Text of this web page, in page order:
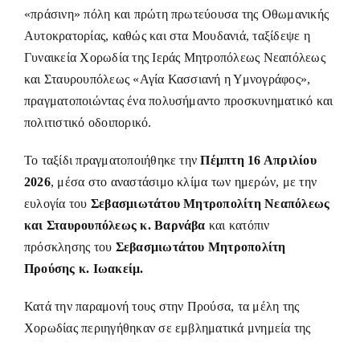
«πράσινη» πόλη και πρώτη πρωτεύουσα της Οθωμανικής
Αυτοκρατορίας, καθώς και στα Μουδανιά, ταξίδεψε η
Γυναικεία Χορωδία της Ιεράς Μητροπόλεως Νεαπόλεως
και Σταυρουπόλεως «Αγία Κασσιανή η Υμνογράφος»,
πραγματοποιώντας ένα πολυσήμαντο προσκυνηματικό και
πολιτιστικό οδοιπορικό.
Το ταξίδι πραγματοποιήθηκε τηνΠέμπτη 16 Απριλίου
2026, μέσα στο αναστάσιμο κλίμα των ημερών, με την
ευλογία του Σεβασμιωτάτου Μητροπολίτη Νεαπόλεως
και Σταυρουπόλεως κ. Βαρνάβα και κατόπιν
πρόσκλησης του Σεβασμιωτάτου Μητροπολίτη
Προύσης κ. Ιωακείμ.
Κατά την παραμονή τους στην Προύσα, τα μέλη της
Χορωδίας περιηγήθηκαν σε εμβληματικά μνημεία της